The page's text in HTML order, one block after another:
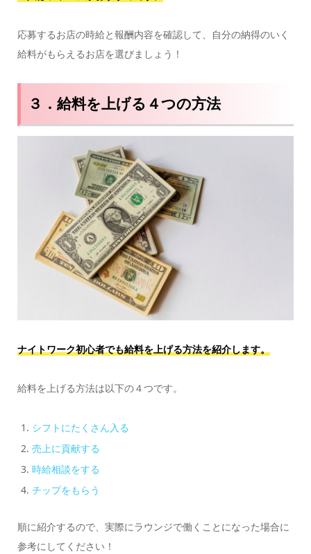
応募するお店の時給と報酬内容を確認して、自分の納得のいく
給料がもらえるお店を選びましょう！
３．給料を上げる４つの方法
ナイトワーク初心者でも給料を上げる方法を紹介します。
給料を上げる方法は以下の４つです。
シフトにたくさん入る
売上に貢献する
時給相談をする
チップをもらう
順に紹介するので、実際にラウンジで働くことになった場合に
参考にしてください！